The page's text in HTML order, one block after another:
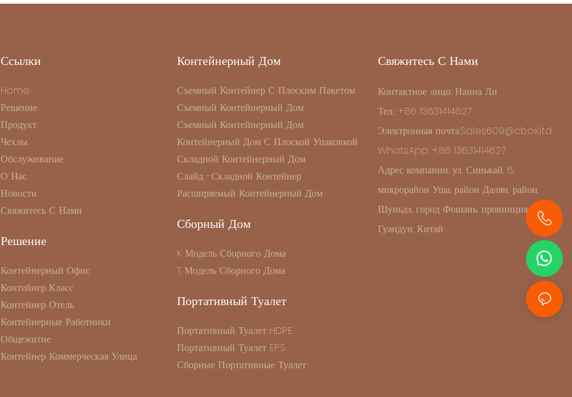
Ссылки
Home
Решение
Продукт
Чехлы
Обслуживание
О Нас
Новости
Свяжитесь С Нами
Решение
Контейнерный Офис
Контейнер Класс
Контейнер Отель
Контейнерные Работники
Общежитие
Контейнер Коммерческая Улица
Контейнерный Дом
Съемный Контейнер С Плоским Пакетом
Съемный Контейнерный Дом
Съемный Контейнерный Дом
Контейнерный Дом С Плоской Упаковкой
Складной Контейнерный Дом
Слайд -складной Контейнер
Расширяемый Контейнерный Дом
Сборный Дом
K Модель Сборного Дома
T Модель Сборного Дома
Портативный Туалет
Портативный Туалет HDPE
Портативный Туалет EPS
Сборные Портативные Туалет
Свяжитесь С Нами
Контактное лицо: Нанна Ли
Тел.: +86 13631414627
Электронная почта:Sales609@cbox.ltd
WhatsApp: +86 13631414627
Адрес компании: ул. Синькай, 6,
микрорайон Уша, район Далян, район
Шуньдэ, город Фошань, провинция
Гуандун, Китай.